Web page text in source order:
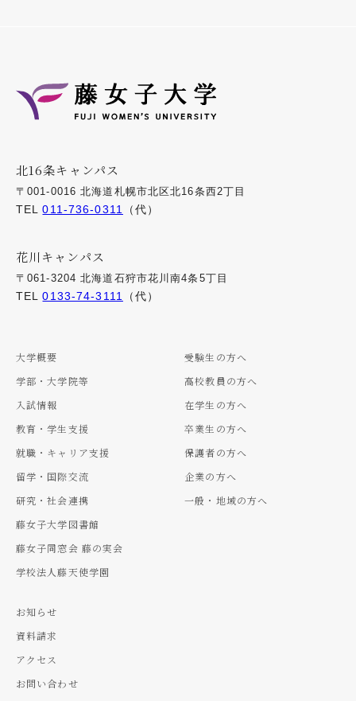
北16条キャンパス
〒001-0016 北海道札幌市北区北16条西2丁目
TEL011-736-0311 （代）
花川キャンパス
〒061-3204 北海道石狩市花川南4条5丁目
TEL0133-74-3111 （代）
大学概要
学部・大学院等
入試情報
教育・学生支援
就職・キャリア支援
留学・国際交流
研究・社会連携
藤女子大学図書館
藤女子同窓会 藤の実会
学校法人藤天使学園
受験生の方へ
高校教員の方へ
在学生の方へ
卒業生の方へ
保護者の方へ
企業の方へ
一般・地域の方へ
お知らせ
資料請求
アクセス
お問い合わせ